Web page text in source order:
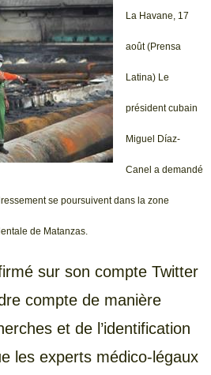
La Havane, 17
août (Prensa
Latina) Le
président cubain
Miguel Díaz-
Canel a demandé
se poursuivent dans la zone
de Matanzas.
sur son compte Twitter
compte de manière
et de l’identification
les experts médico-légaux